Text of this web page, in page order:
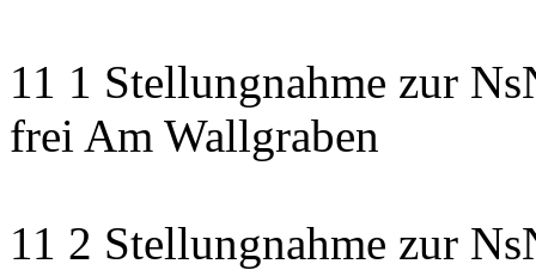
11 1 Stellungnahme zur
frei Am Wallgraben
11 2 Stellungnahme zur